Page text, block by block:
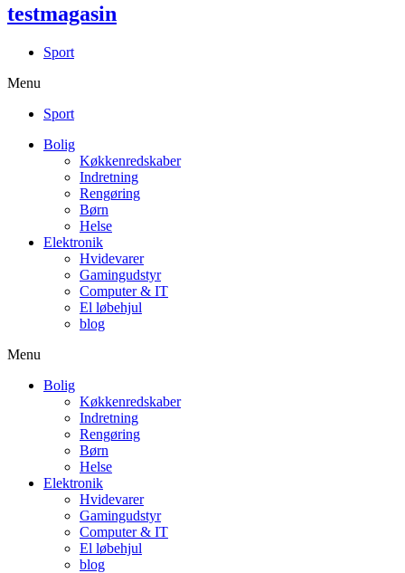
testmagasin
Sport
Menu
Sport
Bolig
Køkkenredskaber
Indretning
Rengøring
Børn
Helse
Elektronik
Hvidevarer
Gamingudstyr
Computer & IT
El løbehjul
blog
Menu
Bolig
Køkkenredskaber
Indretning
Rengøring
Børn
Helse
Elektronik
Hvidevarer
Gamingudstyr
Computer & IT
El løbehjul
blog